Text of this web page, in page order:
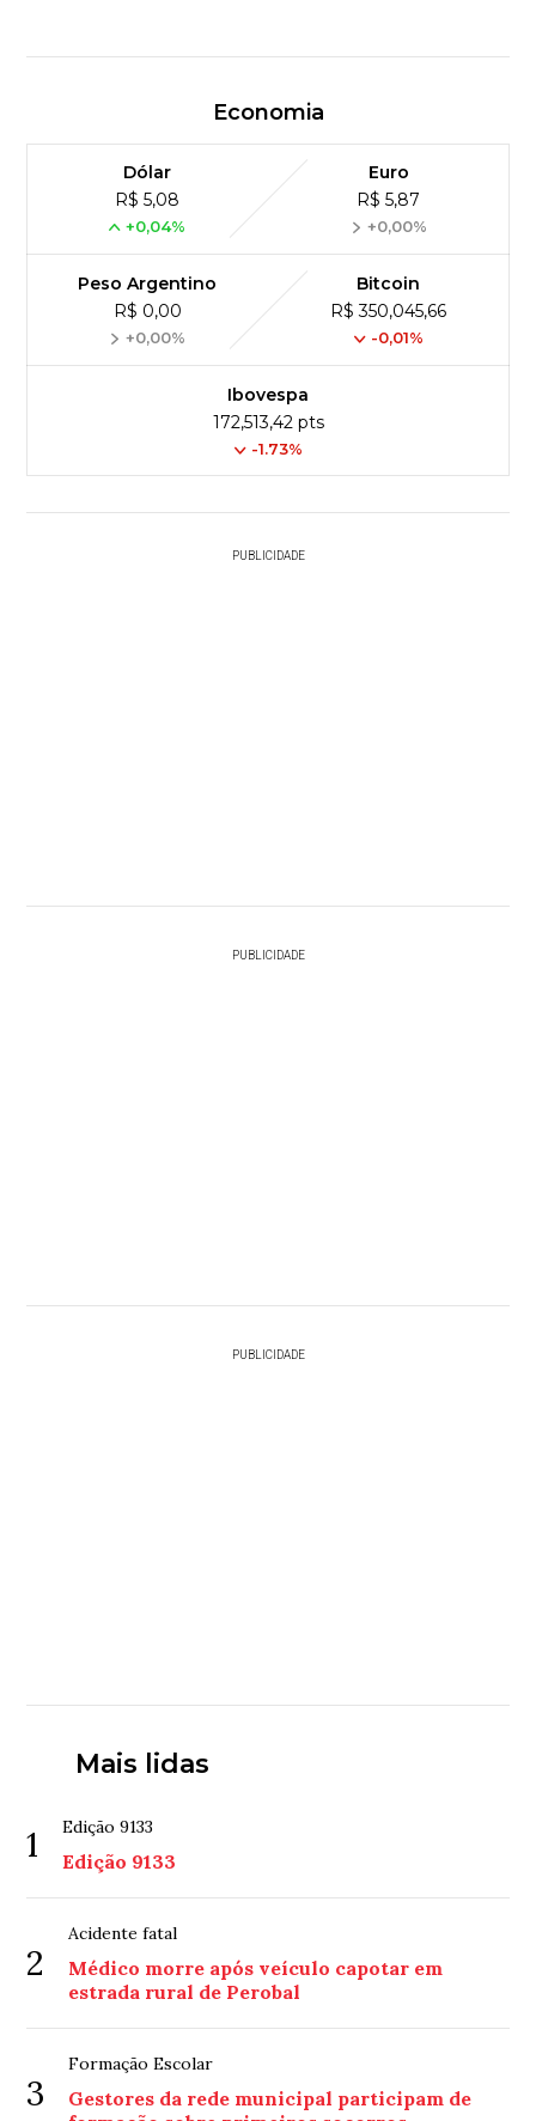
Economia
Dólar
R$ 5,08
+0,04%
Euro
R$ 5,87
+0,00%
Peso Argentino
R$ 0,00
+0,00%
Bitcoin
R$ 350,045,66
-0,01%
Ibovespa
172,513,42 pts
-1.73%
PUBLICIDADE
PUBLICIDADE
PUBLICIDADE
Mais lidas
1 Edição 9133
Edição 9133
2
Acidente fatal
Médico morre após veículo capotar em
estrada rural de Perobal
3
Formação Escolar
Gestores da rede municipal participam de